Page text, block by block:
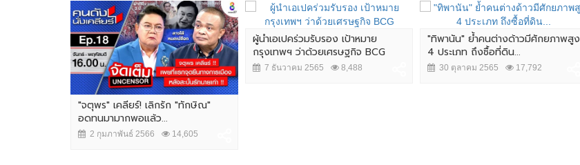
"จตุพร" เคลียร์! เลิกรัก "ทักษิณ"
อดทนมามากพอแล้ว...
2 กุมภาพันธ์ 2566 14,605
ผู้นำเอเปคร่วมรับรอง เป้าหมาย
กรุงเทพฯ ว่าด้วยเศรษฐกิจ BCG
7 ธันวาคม 2565 8,488
"ทิพานัน" ย้ำคนต่างด้าวมีศักยภาพสูง
4 ประเภท ถึงซื้อที่ดิน...
30 ตุลาคม 2565 17,792